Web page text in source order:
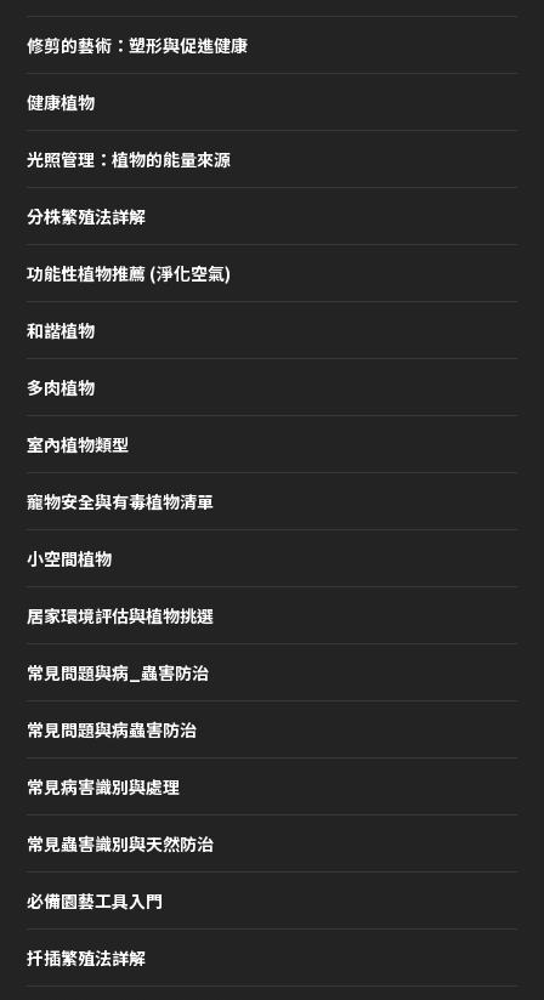
修剪的藝術：塑形與促進健康
健康植物
光照管理：植物的能量來源
分株繁殖法詳解
功能性植物推薦 (淨化空氣)
和諧植物
多肉植物
室內植物類型
寵物安全與有毒植物清單
小空間植物
居家環境評估與植物挑選
常見問題與病_蟲害防治
常見問題與病蟲害防治
常見病害識別與處理
常見蟲害識別與天然防治
必備園藝工具入門
扦插繁殖法詳解